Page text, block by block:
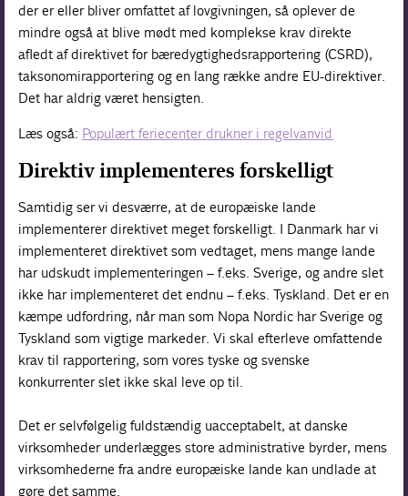
der er eller bliver omfattet af lovgivningen, så oplever de
mindre også at blive mødt med komplekse krav direkte
afledt af direktivet for bæredygtighedsrapportering (CSRD),
taksonomirapportering og en lang række andre EU-direktiver.
Det har aldrig været hensigten.
Læs også: Populært feriecenter drukner i regelvanvid
Direktiv implementeres forskelligt
Samtidig ser vi desværre, at de europæiske lande
implementerer direktivet meget forskelligt. I Danmark har vi
implementeret direktivet som vedtaget, mens mange lande
har udskudt implementeringen – f.eks. Sverige, og andre slet
ikke har implementeret det endnu – f.eks. Tyskland. Det er en
kæmpe udfordring, når man som Nopa Nordic har Sverige og
Tyskland som vigtige markeder. Vi skal efterleve omfattende
krav til rapportering, som vores tyske og svenske
konkurrenter slet ikke skal leve op til.
Det er selvfølgelig fuldstændig uacceptabelt, at danske
virksomheder underlægges store administrative byrder, mens
virksomhederne fra andre europæiske lande kan undlade at
gøre det samme.